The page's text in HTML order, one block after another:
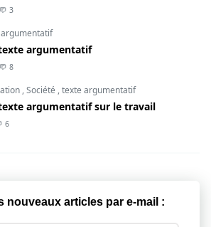
3
argumentatif
8
,Société ,texte argumentatif
argumentatif sur le travail
6
nouveaux articles par e-mail :